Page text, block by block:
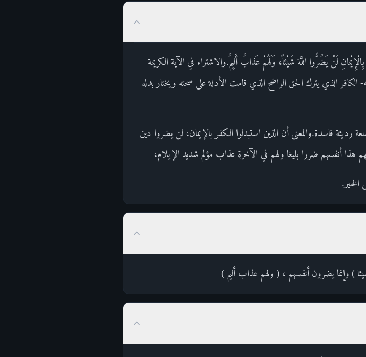
لَنْ يَضُرُّوا اللَّهَ شَيْئاً، وَلَهُمْ عَذابٌ أَلِيمٌ.والاشتراء في الآية الكريمة
الكافر الذي يترك الحق الواضح الذي قامت الأدلة على صحته ويختار بدله
رديئة فاسدة.والمعنى أن الذين استبدلوا الكفر بالإيمان، لن يضروا دين
هذا أنفسهم ضررا بليغا ولهم في الآخرة عذاب مؤلم شديد الإيلام،
الخير.
) وإنما يضرون أنفسهم ، ( ولهم عذاب أليم )